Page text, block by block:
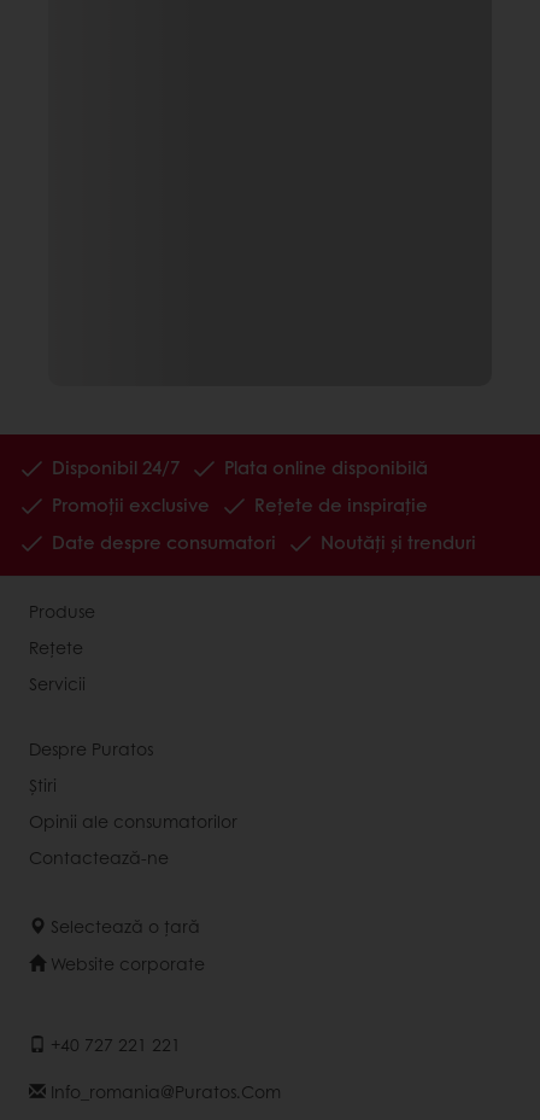
Disponibil 24/7
Plata online disponibilă
Promoții exclusive
Rețete de inspirație
Date despre consumatori
Noutăți și trenduri
Produse
Rețete
Servicii
Despre Puratos
Știri
Opinii ale consumatorilor
Contactează-ne
Selectează o țară
Website corporate
+40 727 221 221
Info_romania@puratos.com